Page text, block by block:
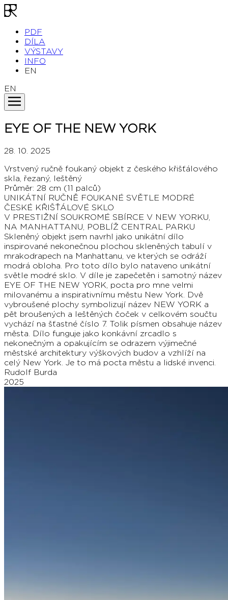
PDF
DÍLA
VÝSTAVY
INFO
EN
EN
EYE OF THE NEW YORK
28. 10. 2025
Vrstvený ručně foukaný objekt z českého křišťálového
skla, řezaný, leštěný
Průměr: 28 cm (11 palců)
UNIKÁTNÍ RUČNĚ FOUKANÉ SVĚTLE MODRÉ
ČESKÉ KŘIŠŤÁLOVÉ SKLO
V PRESTIŽNÍ SOUKROMÉ SBÍRCE V NEW YORKU,
NA MANHATTANU, POBLÍŽ CENTRAL PARKU
Skleněný objekt jsem navrhl jako unikátní dílo
inspirované nekonečnou plochou skleněných tabulí v
mrakodrapech na Manhattanu, ve kterých se odráží
modrá obloha. Pro toto dílo bylo nataveno unikátní
světle modré sklo. V díle je zapečetěn i samotný název
EYE OF THE NEW YORK, pocta pro mne velmi
milovanému a inspirativnímu městu New York. Dvě
vybroušené plochy symbolizují název NEW YORK a
pět broušených a leštěných čoček v celkovém součtu
vychází na šťastné číslo 7. Tolik písmen obsahuje název
města. Dílo funguje jako konkávní zrcadlo s
nekonečným a opakujícím se odrazem výjimečné
městské architektury výškových budov a vzhlíží na
celý New York. Je to má pocta městu a lidské invenci.
Rudolf Burda
2025